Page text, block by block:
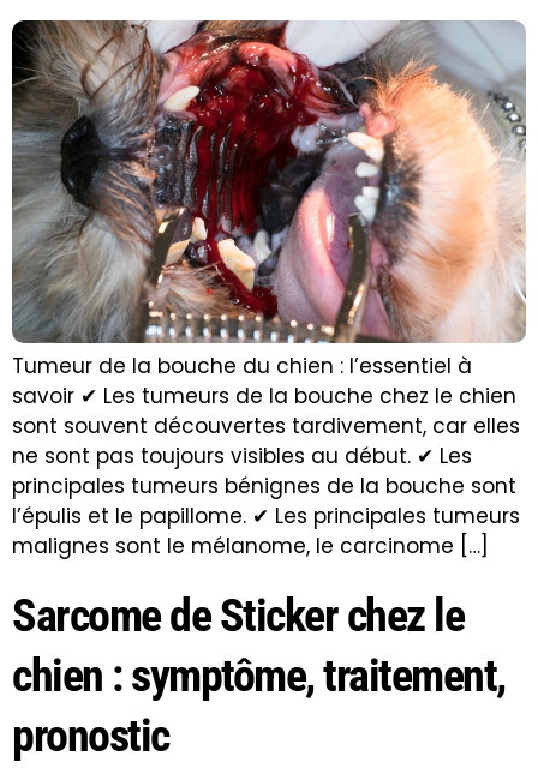
Tumeur de la bouche du chien : l’essentiel à
savoir ✔ Les tumeurs de la bouche chez le chien
sont souvent découvertes tardivement, car elles
ne sont pas toujours visibles au début. ✔ Les
principales tumeurs bénignes de la bouche sont
l’épulis et le papillome. ✔ Les principales tumeurs
malignes sont le mélanome, le carcinome […]
Sarcome de Sticker chez le
chien : symptôme, traitement,
pronostic